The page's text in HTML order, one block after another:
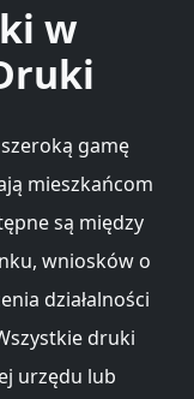
w
gamę
mieszkańcom
są między
wniosków o
działalności
druki
urzędu lub